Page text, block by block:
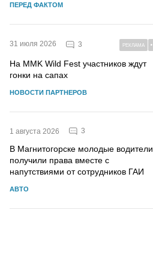
ПЕРЕД ФАКТОМ
31 июля 2026 3 РЕКЛАМА
На MMK Wild Fest участников ждут
гонки на сапах
НОВОСТИ ПАРТНЕРОВ
1 августа 2026 3
В Магнитогорске молодые водители
получили права вместе с
напутствиями от сотрудников ГАИ
АВТО